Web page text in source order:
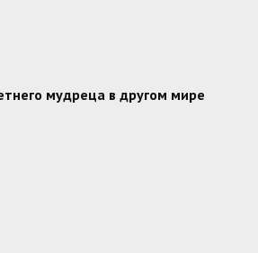
мудреца в другом мире